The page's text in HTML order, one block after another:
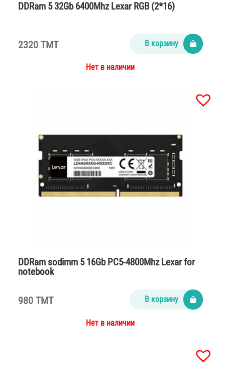
DDRam 5 32Gb 6400Mhz Lexar RGB (2*16)
2320 TMT В корзину
Нет в наличии
DDRam sodimm 5 16Gb PC5-4800Mhz Lexar for
notebook
980 TMT В корзину
Нет в наличии